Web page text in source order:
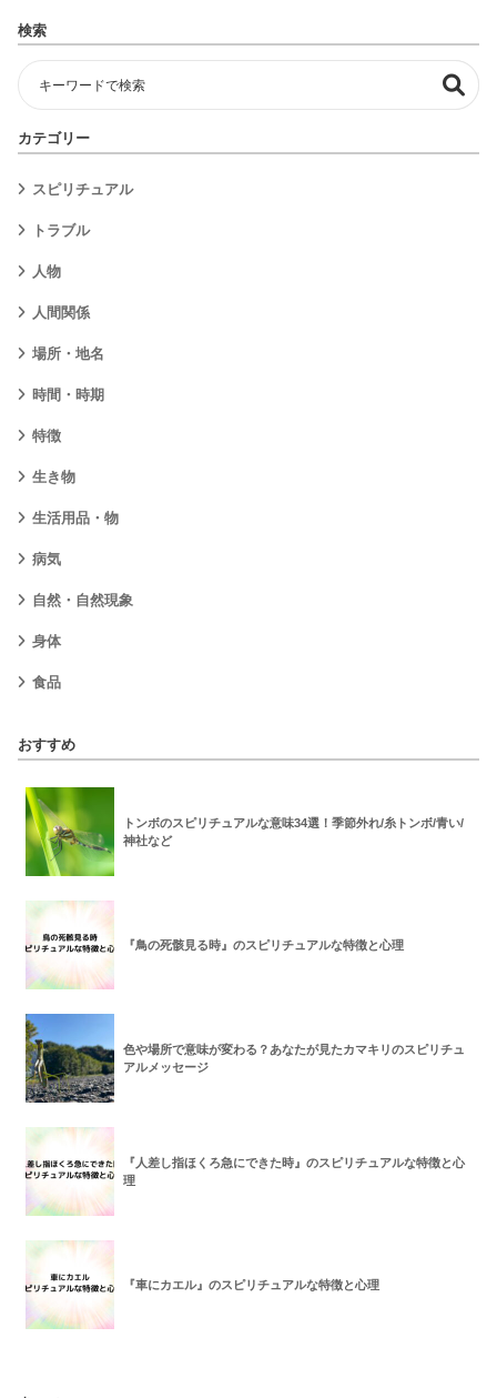
検索
カテゴリー
スピリチュアル
トラブル
人物
人間関係
場所・地名
時間・時期
特徴
生き物
生活用品・物
病気
自然・自然現象
身体
食品
おすすめ
トンボのスピリチュアルな意味34選！季節外れ/糸トンボ/青い/
神社など
『鳥の死骸見る時』のスピリチュアルな特徴と心理
色や場所で意味が変わる？あなたが見たカマキリのスピリチュ
アルメッセージ
『人差し指ほくろ急にできた時』のスピリチュアルな特徴と心
理
『車にカエル』のスピリチュアルな特徴と心理